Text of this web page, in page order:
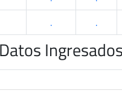
. .
Ingresados